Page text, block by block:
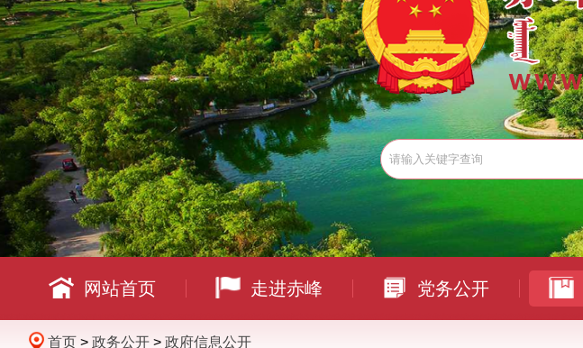
网站首页 走进赤峰 党务公开
首页 > 政务公开 > 政府信息公开